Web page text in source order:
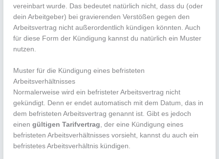
vereinbart wurde. Das bedeutet natürlich nicht, dass du (oder
dein Arbeitgeber) bei gravierenden Verstößen gegen den
Arbeitsvertrag nicht außerordentlich kündigen könnten. Auch
für diese Form der Kündigung kannst du natürlich ein Muster
nutzen.
Muster für die Kündigung eines befristeten
Arbeitsverhältnisses
Normalerweise wird ein befristeter Arbeitsvertrag nicht
gekündigt. Denn er endet automatisch mit dem Datum, das in
dem befristeten Arbeitsvertrag genannt ist. Gibt es jedoch
einengültigen Tarifvertrag, der eine Kündigung eines
befristeten Arbeitsverhältnisses vorsieht, kannst du auch ein
befristetes Arbeitsverhältnis kündigen.